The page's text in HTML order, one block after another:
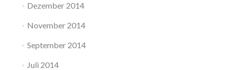
Dezember 2014
November 2014
September 2014
Juli 2014